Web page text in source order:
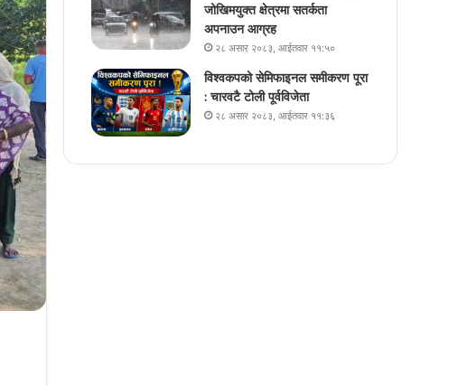
जोखिमयुक्त क्षेत्रमा सतर्कता
अपनाउन आग्रह
२८ असार २०८३, आईतवार ११:५०
विश्वकपको सेमिफाइनल समीकरण पूरा
: चारवटै टोली पूर्वविजेता
२८ असार २०८३, आईतवार ११:३६